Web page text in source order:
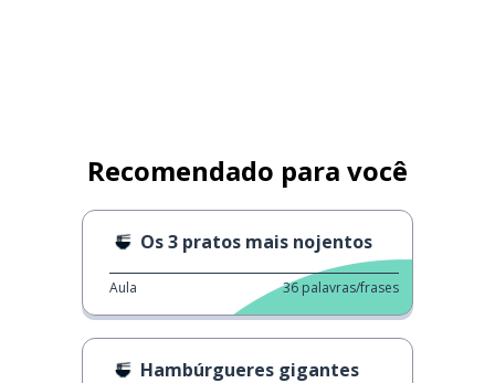
Recomendado para você
Os 3 pratos mais nojentos
Aula 36 palavras/frases
Hambúrgueres gigantes